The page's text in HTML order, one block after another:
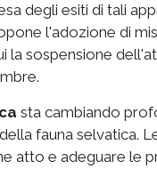
degli esiti di tali
l'adozione di
la sospensione
sta cambiando
fauna selvatica.
atto e adeguare le